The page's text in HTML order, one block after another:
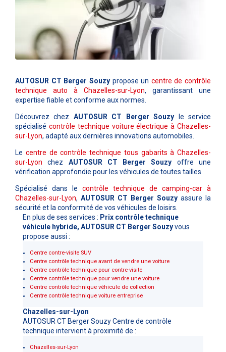
AUTOSUR CT Berger Souzypropose un centre de contrôle
technique auto à Chazelles-sur-Lyon, garantissant une
expertise fiable et conforme aux normes.
Découvrez chez AUTOSUR CT Berger Souzy le service
spécialisé contrôle technique voiture électrique à Chazelles-
sur-Lyon, adapté aux dernières innovations automobiles.
Le centre de contrôle technique tous gabarits à Chazelles-
sur-Lyon chez AUTOSUR CT Berger Souzy offre une
vérification approfondie pour les véhicules de toutes tailles.
Spécialisé dans le contrôle technique de camping-car à
Chazelles-sur-Lyon, AUTOSUR CT Berger Souzy assure la
sécurité et la conformité de vos véhicules de loisirs.
En plus de ses services : Prix contrôle technique
véhicule hybride, AUTOSUR CT Berger Souzyvous
propose aussi :
Centre contre-visite SUV
Centre contrôle technique avant de vendre une voiture
Centre contrôle technique pour contre-visite
Centre contrôle technique pour vendre une voiture
Centre contrôle technique véhicule de collection
Centre contrôle technique voiture entreprise
Chazelles-sur-Lyon
AUTOSUR CT Berger Souzy Centre de contrôle
technique intervient à proximité de :
Chazelles-sur-Lyon